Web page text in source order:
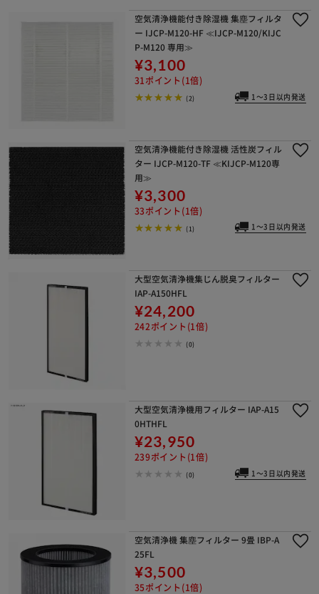
空気清浄機能付き除湿機 集塵フィルタ
ー IJCP-M120-HF ≪IJCP-M120/KIJC
P-M120 専用≫
¥3,100
31ポイント(1倍)
(2) 1～3日以内発送
空気清浄機能付き除湿機 活性炭フィル
ター IJCP-M120-TF ≪KIJCP-M120専
用≫
¥3,300
33ポイント(1倍)
(1) 1～3日以内発送
大型空気清浄機集じん脱臭フィルター
IAP-A150HFL
¥24,200
242ポイント(1倍)
(0)
大型空気清浄機用フィルター IAP-A15
0HTHFL
¥23,950
239ポイント(1倍)
(0) 1～3日以内発送
空気清浄機 集塵フィルター 9畳 IBP-A
25FL
¥3,500
35ポイント(1倍)